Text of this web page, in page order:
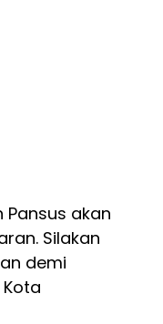
akan
Silakan
demi